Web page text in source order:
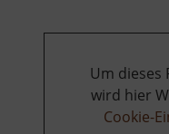
Um dieses
wird hier
Cookie-